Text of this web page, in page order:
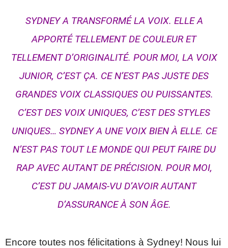
SYDNEY A TRANSFORMÉ LA VOIX. ELLE A
APPORTÉ TELLEMENT DE COULEUR ET
TELLEMENT D’ORIGINALITÉ. POUR MOI, LA VOIX
JUNIOR, C’EST ÇA. CE N’EST PAS JUSTE DES
GRANDES VOIX CLASSIQUES OU PUISSANTES.
C’EST DES VOIX UNIQUES, C’EST DES STYLES
UNIQUES… SYDNEY A UNE VOIX BIEN À ELLE. CE
N’EST PAS TOUT LE MONDE QUI PEUT FAIRE DU
RAP AVEC AUTANT DE PRÉCISION. POUR MOI,
C’EST DU JAMAIS-VU D’AVOIR AUTANT
D’ASSURANCE À SON ÂGE.
Encore toutes nos félicitations à Sydney! Nous lui